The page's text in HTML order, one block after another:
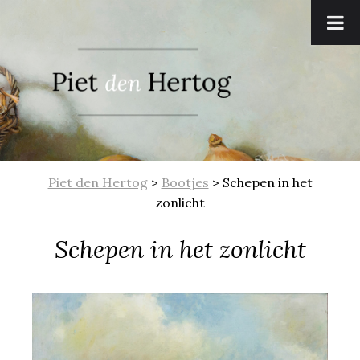
Piet den Hertog> Bootjes > Schepen in het
zonlicht
Schepen in het zonlicht